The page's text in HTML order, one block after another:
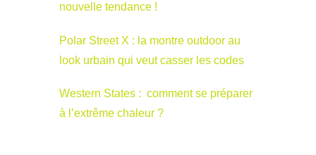
nouvelle tendance !
Polar Street X : la montre outdoor au
look urbain qui veut casser les codes
Western States : comment se préparer
à l’extrême chaleur ?